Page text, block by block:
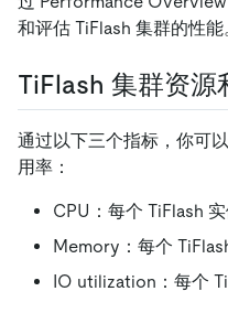
和评估 TiFlash 集群的性能
TiFlash 集群资源
通过以下三个指标，你可
用率：
CPU：每个 TiFlash
Memory：每个
IO utilization：每个